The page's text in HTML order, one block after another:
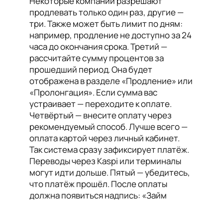
продлевать только один раз, другие —
три. Также может быть лимит по дням:
например, продление не доступно за 24
часа до окончания срока. Третий —
рассчитайте сумму процентов за
прошедший период. Она будет
отображена в разделе «Продление» или
«Пролонгация». Если сумма вас
устраивает — переходите к оплате.
Четвёртый — внесите оплату через
рекомендуемый способ. Лучше всего —
оплата картой через личный кабинет.
Так система сразу зафиксирует платёж.
Переводы через Kaspi или терминалы
могут идти дольше. Пятый — убедитесь,
что платёж прошёл. После оплаты
должна появиться надпись: «Займ